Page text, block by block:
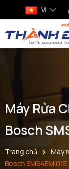
VI
Máy Rửa
Bosch
Trang chủ Máy
Bosch